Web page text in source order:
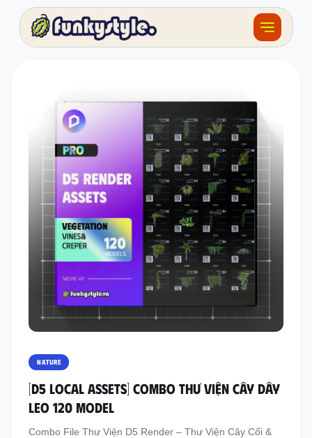
Khóa học
Tài nguyên
Giải thưởng
F.BLOG
Địa chỉ:
Email: funkystylemanage@gmail.com
NATURE
[D5 LOCAL ASSETS] COMBO THƯ VIỆN CÂY DÂY
LEO 120 MODEL
Combo File Thư Viện D5 Render – Thư Viện Cây Cối &